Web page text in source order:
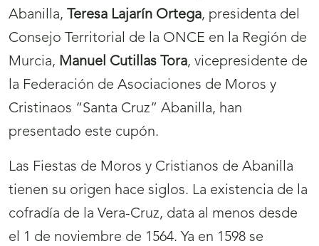
Abanilla, Teresa Lajarín Ortega, presidenta del
Consejo Territorial de la ONCE en la Región de
Murcia, Manuel Cutillas Tora, vicepresidente de
la Federación de Asociaciones de Moros y
Cristinaos “Santa Cruz” Abanilla, han
presentado este cupón.
Las Fiestas de Moros y Cristianos de Abanilla
tienen su origen hace siglos. La existencia de la
cofradía de la Vera-Cruz, data al menos desde
el 1 de noviembre de 1564. Ya en 1598 se